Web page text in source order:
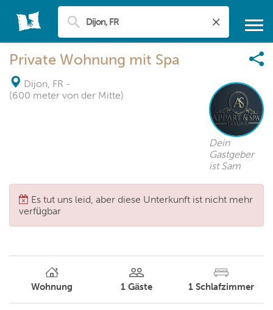
Private Wohnung mit Spa
Dijon, FR -
(600 meter von der Mitte)
Dein
Gastgeber
ist Sam
Es tut uns leid, aber diese Unterkunft ist nicht mehr
verfügbar
Wohnung 1 Gäste 1 Schlafzimmer